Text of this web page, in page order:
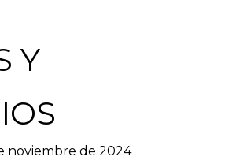
Y
noviembre de 2024